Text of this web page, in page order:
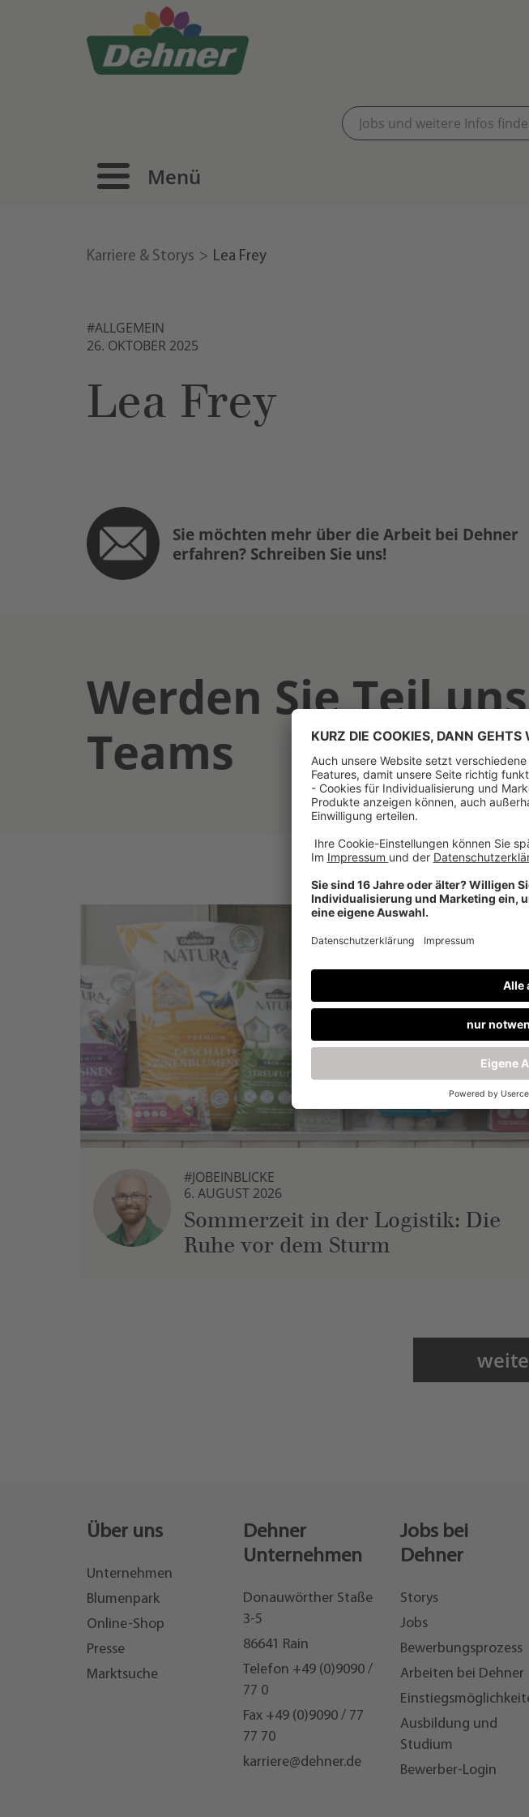
Menü
Karriere & Storys Lea Frey
#ALLGEMEIN
26. OKTOBER 2025
Lea Frey
Sie möchten mehr über die Arbeit bei Dehner
erfahren? Schreiben Sie uns!
Werden Sie Teil
Teams
#JOBEINBLICKE
6. AUGUST 2026
Sommerzeit in der Logistik: Die
Ruhe vor dem Sturm
Über uns
Unternehmen
Blumenpark
Online-Shop
Presse
Marktsuche
Dehner
Unternehmen
Donauwörther Staße
3-5
86641 Rain
Telefon +49 (0)9090 /
77 0
Fax +49 (0)9090 / 77
77 70
karriere@dehner.de
Jobs bei
Dehner
Storys
Jobs
Bewerbungsprozess
Arbeiten bei Dehner
Ausbildung und
Studium
Bewerber-Login